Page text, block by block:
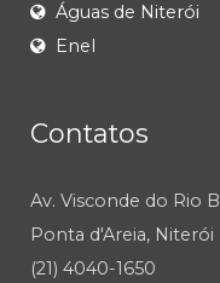
Águas de Niterói
Enel
Contatos
Av. Visconde do Rio
Ponta d'Areia, Niterói
(21) 4040-1650